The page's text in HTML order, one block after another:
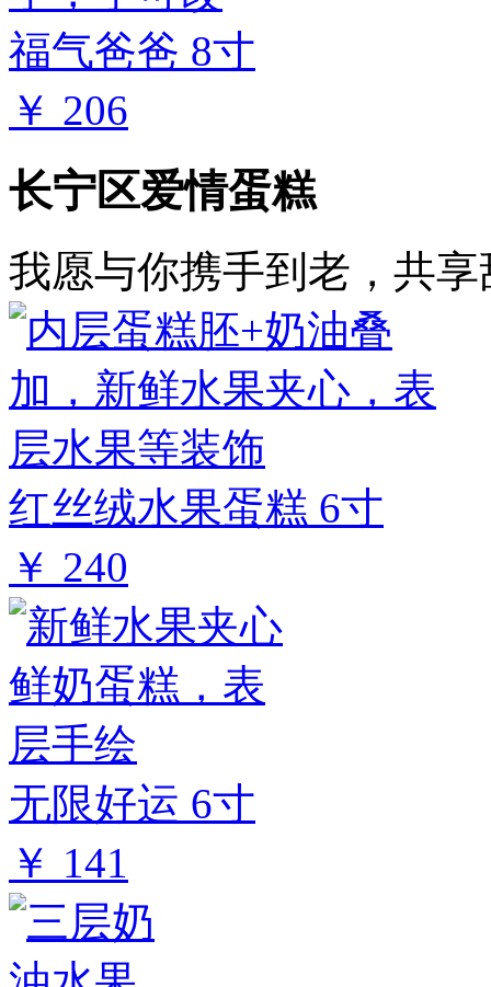
福气爸爸 8寸
￥ 206
长宁区爱情蛋糕
我愿与你携手到老，共
红丝绒水果蛋糕 6寸
￥ 240
无限好运 6寸
￥ 141